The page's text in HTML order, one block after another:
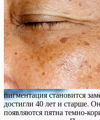
пигментация становится
достигли 40 лет и старше.
появляются пятна темно-